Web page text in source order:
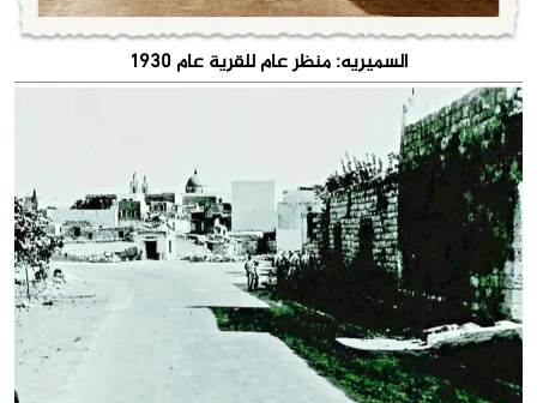
السميريه: منظر عام للقرية عام 1930